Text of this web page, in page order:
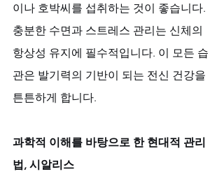
이나 호박씨를 섭취하는 것이 좋습니다.
충분한 수면과 스트레스 관리는 신체의
항상성 유지에 필수적입니다. 이 모든 습
관은 발기력의 기반이 되는 전신 건강을
튼튼하게 합니다.
과학적 이해를 바탕으로 한 현대적 관리
법, 시알리스